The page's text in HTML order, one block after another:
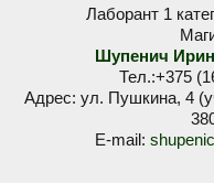
Лаборант 1
Шупенич
Тел.:+375
Адрес: ул. Пушкина, 4
E-mail: